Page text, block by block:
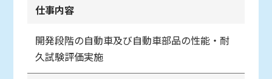
仕事内容
開発段階の自動車及び自動車部品の性能・耐
久試験評価実施